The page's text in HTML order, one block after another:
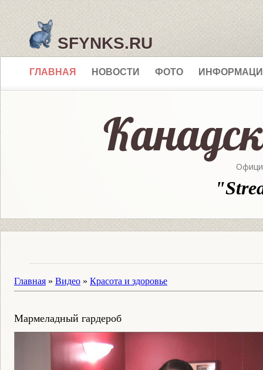
SFYNKS.RU
ГЛАВНАЯ НОВОСТИ ФОТО
Главная » Видео » Красота и здоровье
Мармеладный гардероб